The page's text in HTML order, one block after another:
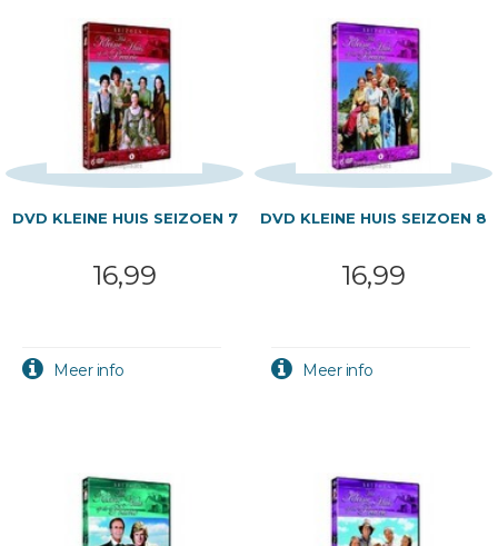
DVD KLEINE HUIS SEIZOEN 7
16,99
DVD KLEINE HUIS SEIZOEN 8
16,99